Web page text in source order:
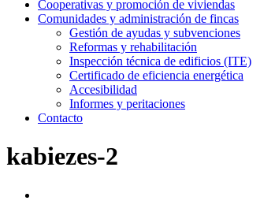
Cooperativas y promoción de viviendas
Comunidades y administración de fincas
Gestión de ayudas y subvenciones
Reformas y rehabilitación
Inspección técnica de edificios (ITE)
Certificado de eficiencia energética
Accesibilidad
Informes y peritaciones
Contacto
kabiezes-2